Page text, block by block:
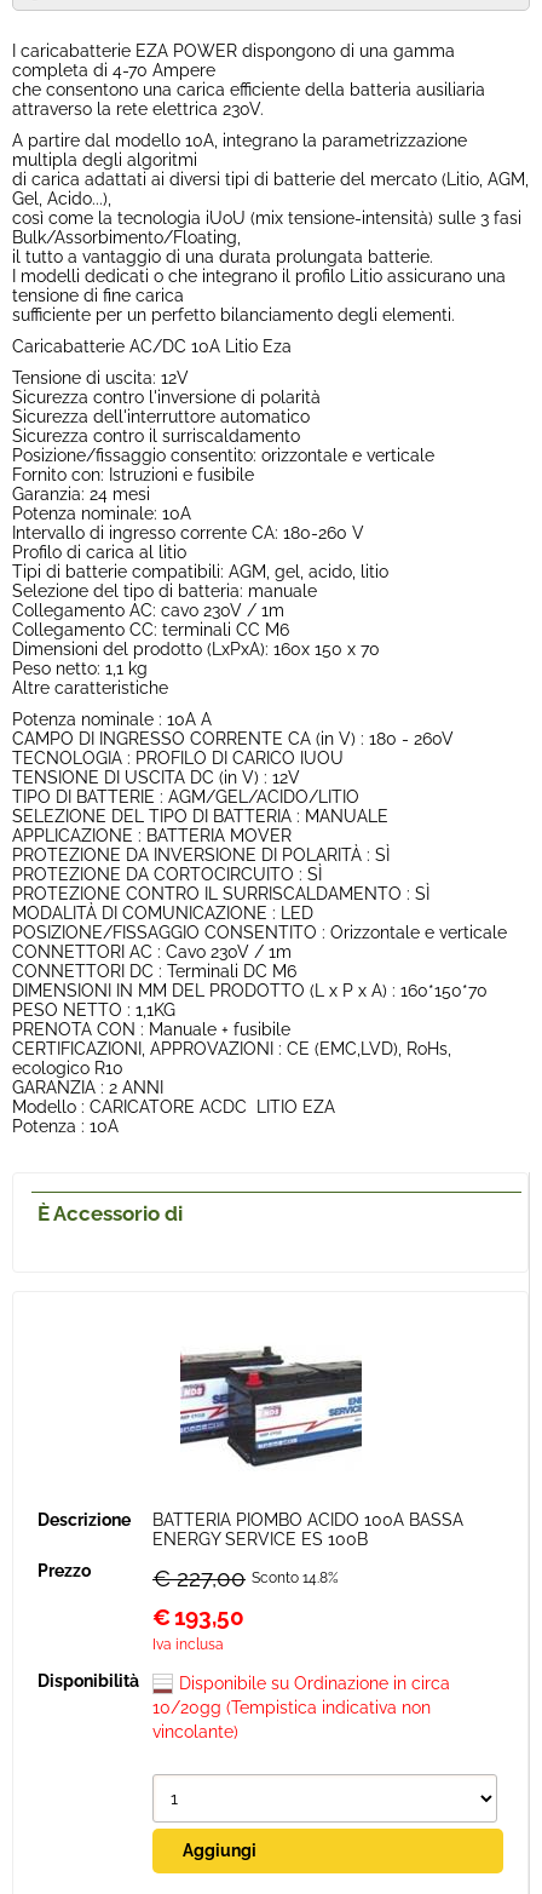
I caricabatterie EZA POWER dispongono di una gamma
completa di 4-70 Ampere
che consentono una carica efficiente della batteria ausiliaria
attraverso la rete elettrica 230V.
A partire dal modello 10A, integrano la parametrizzazione
multipla degli algoritmi
di carica adattati ai diversi tipi di batterie del mercato (Litio, AGM,
Gel, Acido...),
così come la tecnologia iUoU (mix tensione-intensità) sulle 3 fasi
Bulk/Assorbimento/Floating,
il tutto a vantaggio di una durata prolungata batterie.
I modelli dedicati o che integrano il profilo Litio assicurano una
tensione di fine carica
sufficiente per un perfetto bilanciamento degli elementi.
Caricabatterie AC/DC 10A Litio Eza
Tensione di uscita: 12V
Sicurezza contro l'inversione di polarità
Sicurezza dell'interruttore automatico
Sicurezza contro il surriscaldamento
Posizione/fissaggio consentito: orizzontale e verticale
Fornito con: Istruzioni e fusibile
Garanzia: 24 mesi
Potenza nominale: 10A
Intervallo di ingresso corrente CA: 180-260 V
Profilo di carica al litio
Tipi di batterie compatibili: AGM, gel, acido, litio
Selezione del tipo di batteria: manuale
Collegamento AC: cavo 230V / 1m
Collegamento CC: terminali CC M6
Dimensioni del prodotto (LxPxA): 160x 150 x 70
Peso netto: 1,1 kg
Altre caratteristiche
Potenza nominale : 10A A
CAMPO DI INGRESSO CORRENTE CA (in V) : 180 - 260V
TECNOLOGIA : PROFILO DI CARICO IUOU
TENSIONE DI USCITA DC (in V) : 12V
TIPO DI BATTERIE : AGM/GEL/ACIDO/LITIO
SELEZIONE DEL TIPO DI BATTERIA : MANUALE
APPLICAZIONE : BATTERIA MOVER
PROTEZIONE DA INVERSIONE DI POLARITÀ : SÌ
PROTEZIONE DA CORTOCIRCUITO : SÌ
PROTEZIONE CONTRO IL SURRISCALDAMENTO : SÌ
MODALITÀ DI COMUNICAZIONE : LED
POSIZIONE/FISSAGGIO CONSENTITO : Orizzontale e verticale
CONNETTORI AC : Cavo 230V / 1m
CONNETTORI DC : Terminali DC M6
DIMENSIONI IN MM DEL PRODOTTO (L x P x A) : 160*150*70
PESO NETTO : 1,1KG
PRENOTA CON : Manuale + fusibile
CERTIFICAZIONI, APPROVAZIONI : CE (EMC,LVD), RoHs,
ecologico R10
GARANZIA : 2 ANNI
Modello : CARICATORE ACDC LITIO EZA
Potenza : 10A
È Accessorio di
BATTERIA PIOMBO ACIDO 100A BASSA
ENERGY SERVICE ES 100B
€ 227,00 Sconto 14.8%
€193,50
Iva inclusa
Disponibile su Ordinazione in circa
10/20gg (Tempistica indicativa non
vincolante)